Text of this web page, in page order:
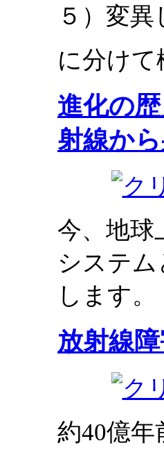
５）変
に分け
進化の
射線か
今、地球
システ
します。
放射線
約40億